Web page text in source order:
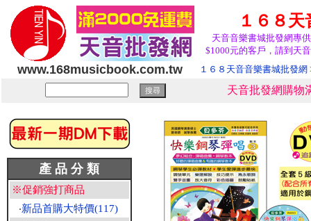
１６８
天音音樂書城批發網專
$1000元的客戶，請到天
www.168musicbook.com.tw １６８天音音樂書城批發網
天音批發網購物
產 品 分 類
※促銷強打商品
‧新品首購大特價(117)